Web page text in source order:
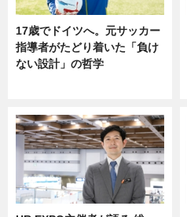
17歳でドイツへ。元サッカー
指導者がたどり着いた「負け
ない設計」の哲学